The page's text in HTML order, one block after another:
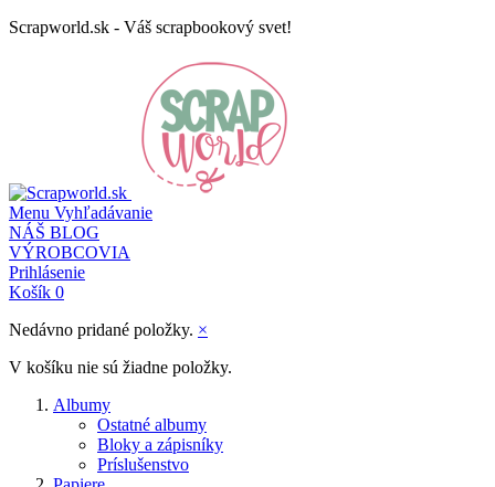
Scrapworld.sk - Váš scrapbookový svet!
Menu Vyhľadávanie
NÁŠ BLOG
VÝROBCOVIA
Prihlásenie
Košík 0
Nedávno pridané položky. ×
V košíku nie sú žiadne položky.
Albumy
Ostatné albumy
Bloky a zápisníky
Príslušenstvo